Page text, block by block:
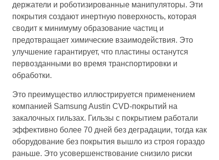
держатели и роботизированные манипуляторы. Эти
покрытия создают инертную поверхность, которая
сводит к минимуму образование частиц и
предотвращает химические взаимодействия. Это
улучшение гарантирует, что пластины останутся
первозданными во время транспортировки и
обработки.
Это преимущество иллюстрируется применением
компанией Samsung Austin CVD-покрытий на
закалочных гильзах. Гильзы с покрытием работали
эффективно более 70 дней без деградации, тогда как
оборудование без покрытия вышло из строя гораздо
раньше. Это усовершенствование снизило риски